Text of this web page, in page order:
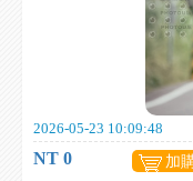
2026-05-23 10:09:48
NT 0 加